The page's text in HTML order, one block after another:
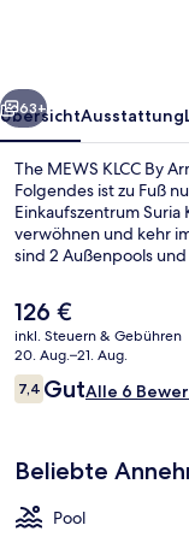
Weiter
63+
ÜbersichtAusstattung
The MEWS KLCC By
Folgendes ist zu Fuß
Einkaufszentrum Suria
verwöhnen und kehr
sind 2 Außenpools
Select-Comfort-
Baumwolle. Die
öffentlichen
Minuten (LRT-Station)
Der
aktuelle
Preis
beträgt
126 €.
126 €
inkl. Steuern & Gebühren
20. Aug.–21. Aug.
Bewertungen
7,47,4 von 10.
GutAlle 6
Beliebte
Pool